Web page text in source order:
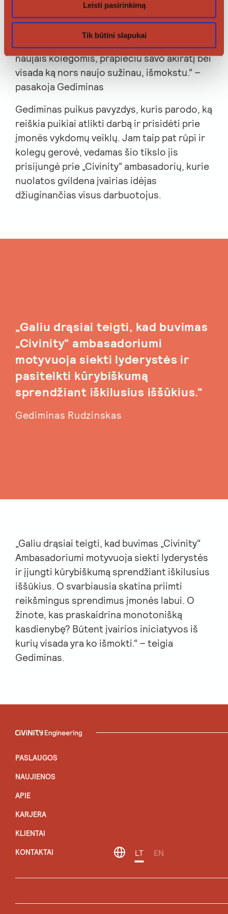
Leisti pasirinkimą
Tik būtini slapukai
iniciatyvų ir renginių.
„Papildomos iniciatyvos man yra svarbu
todėl, kad per jas dažniausiai susipažįstu su
naujais kolegomis, praplečiu savo akiratį bei
visada ką nors naujo sužinau, išmokstu.“ –
pasakoja Gediminas
Gediminas puikus pavyzdys, kuris parodo, ką
reiškia puikiai atlikti darbą ir prisidėti prie
įmonės vykdomų veiklų. Jam taip pat rūpi ir
kolegų gerovė, vedamas šio tikslo jis
prisijungė prie „Civinity“ ambasadorių, kurie
nuolatos gvildena įvairias idėjas
džiuginančias visus darbuotojus.
„Galiu drąsiai teigti, kad buvimas
„Civinity“ ambasadoriumi
motyvuoja siekti lyderystės ir
pasitelkti kūrybiškumą
sprendžiant iškilusius iššūkius.“
Gediminas Rudzinskas
„Galiu drąsiai teigti, kad buvimas „Civinity“
Ambasadoriumi motyvuoja siekti lyderystės
ir įjungti kūrybiškumą sprendžiant iškilusius
iššūkius. O svarbiausia skatina priimti
reikšmingus sprendimus įmonės labui. O
žinote, kas praskaidrina monotonišką
kasdienybę? Būtent įvairios iniciatyvos iš
kurių visada yra ko išmokti.“ – teigia
Gediminas.
PASLAUGOS
NAUJIENOS
APIE
KARJERA
KLIENTAI
KONTAKTAI LT EN